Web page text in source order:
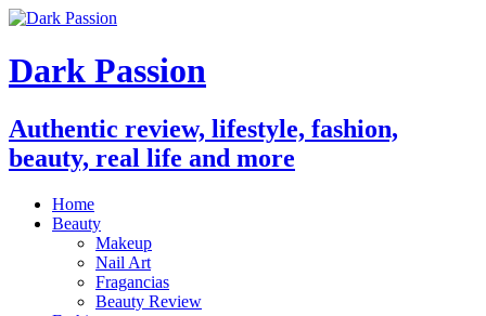
Dark Passion
Authentic review, lifestyle, fashion,
beauty, real life and more
Home
Beauty
Makeup
Nail Art
Fragancias
Beauty Review